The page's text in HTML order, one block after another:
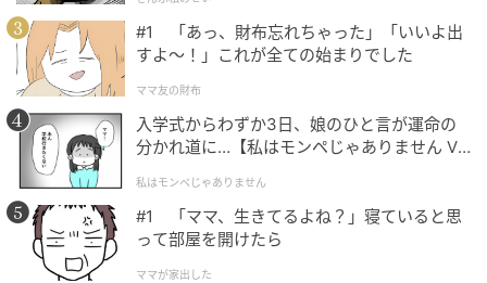
原作の世界観やキャラクターの再現度が高く、アクションや演
出も迫力があり、実写化として完成度が高いと感じられるため
です。（40歳／女性）
アクションの完成度は想像以上でした。（49歳／男性）
#1 「あっ、財布忘れちゃった」「いいよ出
すよ〜！」これが全ての始まりでした
ママ友の財布
入学式からわずか3日、娘のひと言が運命の
分かれ道に…【私はモンペじゃありません Vo
私はモンペじゃありません
#1 「ママ、生きてるよね？」寝ていると思
って部屋を開けたら
ママが家出した